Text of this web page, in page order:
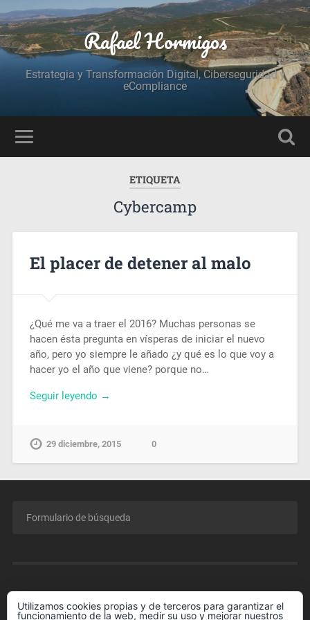
Rafael Hormigos
Estrategia y Transformación Digital, Ciberseguridad y
eCompliance
ETIQUETA
Cybercamp
El placer de detener al malo
¿Qué me va a traer el 2016? Muchas personas se
hacen ésta pregunta en vísperas de iniciar el nuevo
año, pero yo siempre le añado ¿y qué es lo que voy a
hacer yo el año que viene? porque no…
Seguir leyendo →
29 diciembre, 2015 0
Utilizamos cookies propias y de terceros para garantizar el
funcionamiento de la web, medir su uso y mejorar nuestros